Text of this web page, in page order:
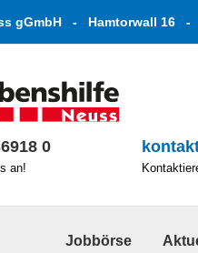
gGmbH - Hamtorwall 16
0
an!
Jobbörse